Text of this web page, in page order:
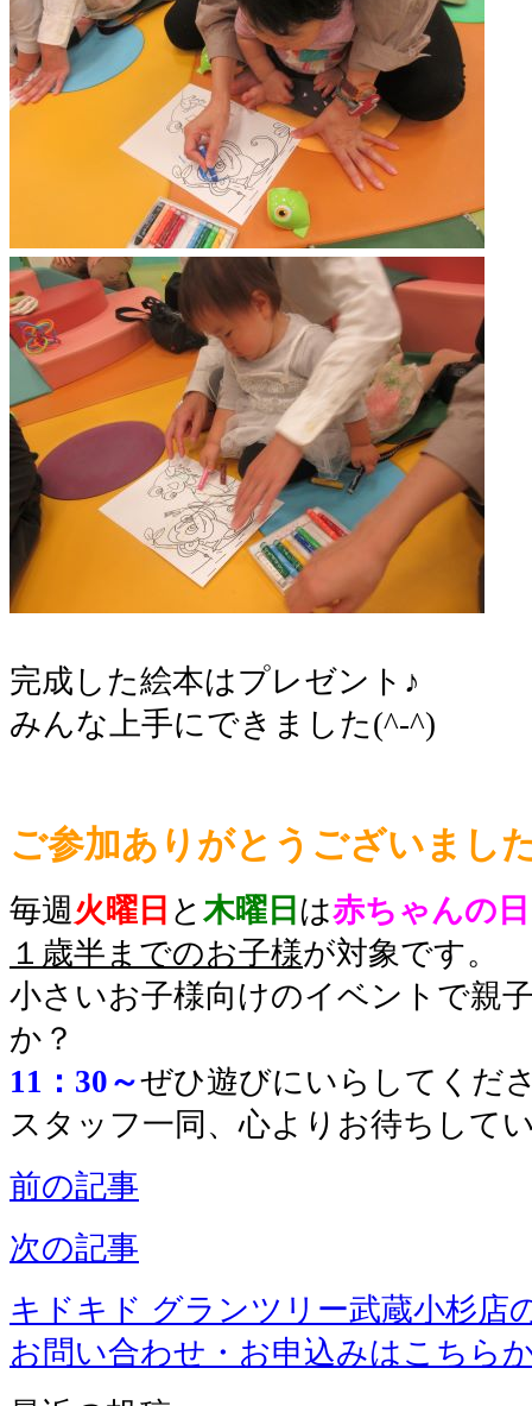
完成した絵本はプレゼント♪
みんな上手にできました(^-^)
ご参加ありがとうございまし
毎週火曜日 と 木曜日 は赤ちゃんの日
１歳半までのお子様が対象です。
小さいお子様向けのイベントで親
か？
11：30～ぜひ遊びにいらしてくだ
スタッフ一同、心よりお待ちして
前の記事
次の記事
キドキド グランツリー武蔵小杉店
お問い合わせ・お申込みはこちら